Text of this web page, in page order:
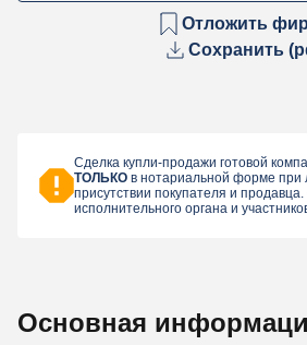
Отложить
Сохранить
Сделка купли-продажи готовой
ТОЛЬКО в нотариальной форме при
присутствии покупателя и
исполнительного органа и
Основная